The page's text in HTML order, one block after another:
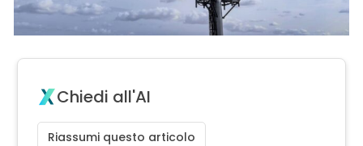
Chiedi all'AI
Riassumi questo articolo